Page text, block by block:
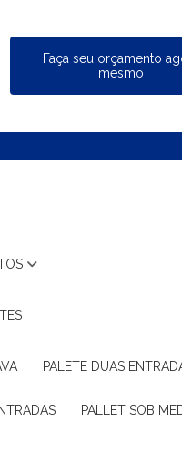
Faça seu orçamento
mesmo
PALETE DUAS
PALLET SOB